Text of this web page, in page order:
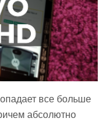
все больше
абсолютно